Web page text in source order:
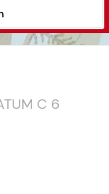
C 6